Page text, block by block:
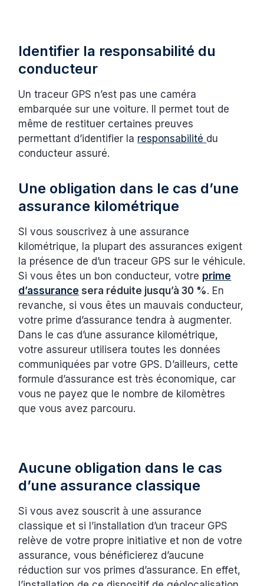
Identifier la responsabilité du
conducteur
Un traceur GPS n’est pas une caméra
embarquée sur une voiture. Il permet tout de
même de restituer certaines preuves
permettant d’identifier la responsabilité du
conducteur assuré.
Une obligation dans le cas d’une
assurance kilométrique
SI vous souscrivez à une assurance
kilométrique, la plupart des assurances exigent
la présence de d’un traceur GPS sur le véhicule.
Si vous êtes un bon conducteur, votre prime
d’assurance sera réduite jusqu’à 30 %. En
revanche, si vous êtes un mauvais conducteur,
votre prime d’assurance tendra à augmenter.
Dans le cas d’une assurance kilométrique,
votre assureur utilisera toutes les données
communiquées par votre GPS. D’ailleurs, cette
formule d’assurance est très économique, car
vous ne payez que le nombre de kilomètres
que vous avez parcouru.
Aucune obligation dans le cas
d’une assurance classique
Si vous avez souscrit à une assurance
classique et si l’installation d’un traceur GPS
relève de votre propre initiative et non de votre
assurance, vous bénéficierez d’aucune
réduction sur vos primes d’assurance. En effet,